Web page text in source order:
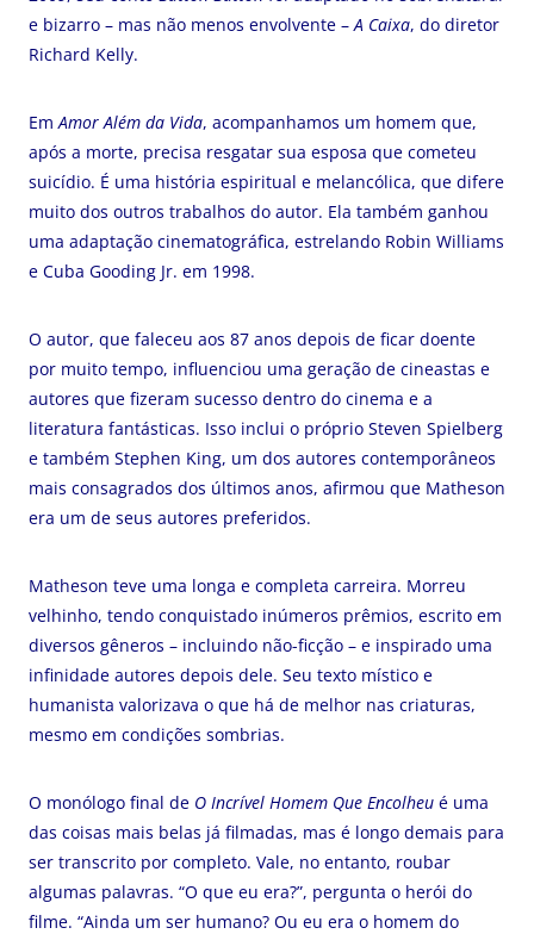
e bizarro – mas não menos envolvente –A Caixa, do diretor
Richard Kelly.
EmAmor Além da Vida, acompanhamos um homem que,
após a morte, precisa resgatar sua esposa que cometeu
suicídio. É uma história espiritual e melancólica, que difere
muito dos outros trabalhos do autor. Ela também ganhou
uma adaptação cinematográfica, estrelando Robin Williams
e Cuba Gooding Jr. em 1998.
O autor, que faleceu aos 87 anos depois de ficar doente
por muito tempo, influenciou uma geração de cineastas e
autores que fizeram sucesso dentro do cinema e a
literatura fantásticas. Isso inclui o próprio Steven Spielberg
e também Stephen King, um dos autores contemporâneos
mais consagrados dos últimos anos, afirmou que Matheson
era um de seus autores preferidos.
Matheson teve uma longa e completa carreira. Morreu
velhinho, tendo conquistado inúmeros prêmios, escrito em
diversos gêneros – incluindo não-ficção – e inspirado uma
infinidade autores depois dele. Seu texto místico e
humanista valorizava o que há de melhor nas criaturas,
mesmo em condições sombrias.
O monólogo final de O Incrível Homem Que Encolheu é uma
das coisas mais belas já filmadas, mas é longo demais para
ser transcrito por completo. Vale, no entanto, roubar
algumas palavras. “O que eu era?”, pergunta o herói do
filme. “Ainda um ser humano? Ou eu era o homem do